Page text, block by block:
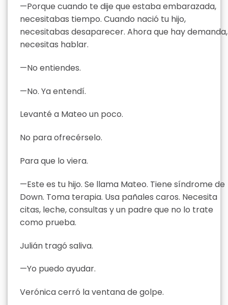
—Porque cuando te dije que estaba embarazada,
necesitabas tiempo. Cuando nació tu hijo,
necesitabas desaparecer. Ahora que hay demanda,
necesitas hablar.
—No entiendes.
—No. Ya entendí.
Levanté a Mateo un poco.
No para ofrecérselo.
Para que lo viera.
—Este es tu hijo. Se llama Mateo. Tiene síndrome de
Down. Toma terapia. Usa pañales caros. Necesita
citas, leche, consultas y un padre que no lo trate
como prueba.
Julián tragó saliva.
—Yo puedo ayudar.
Verónica cerró la ventana de golpe.